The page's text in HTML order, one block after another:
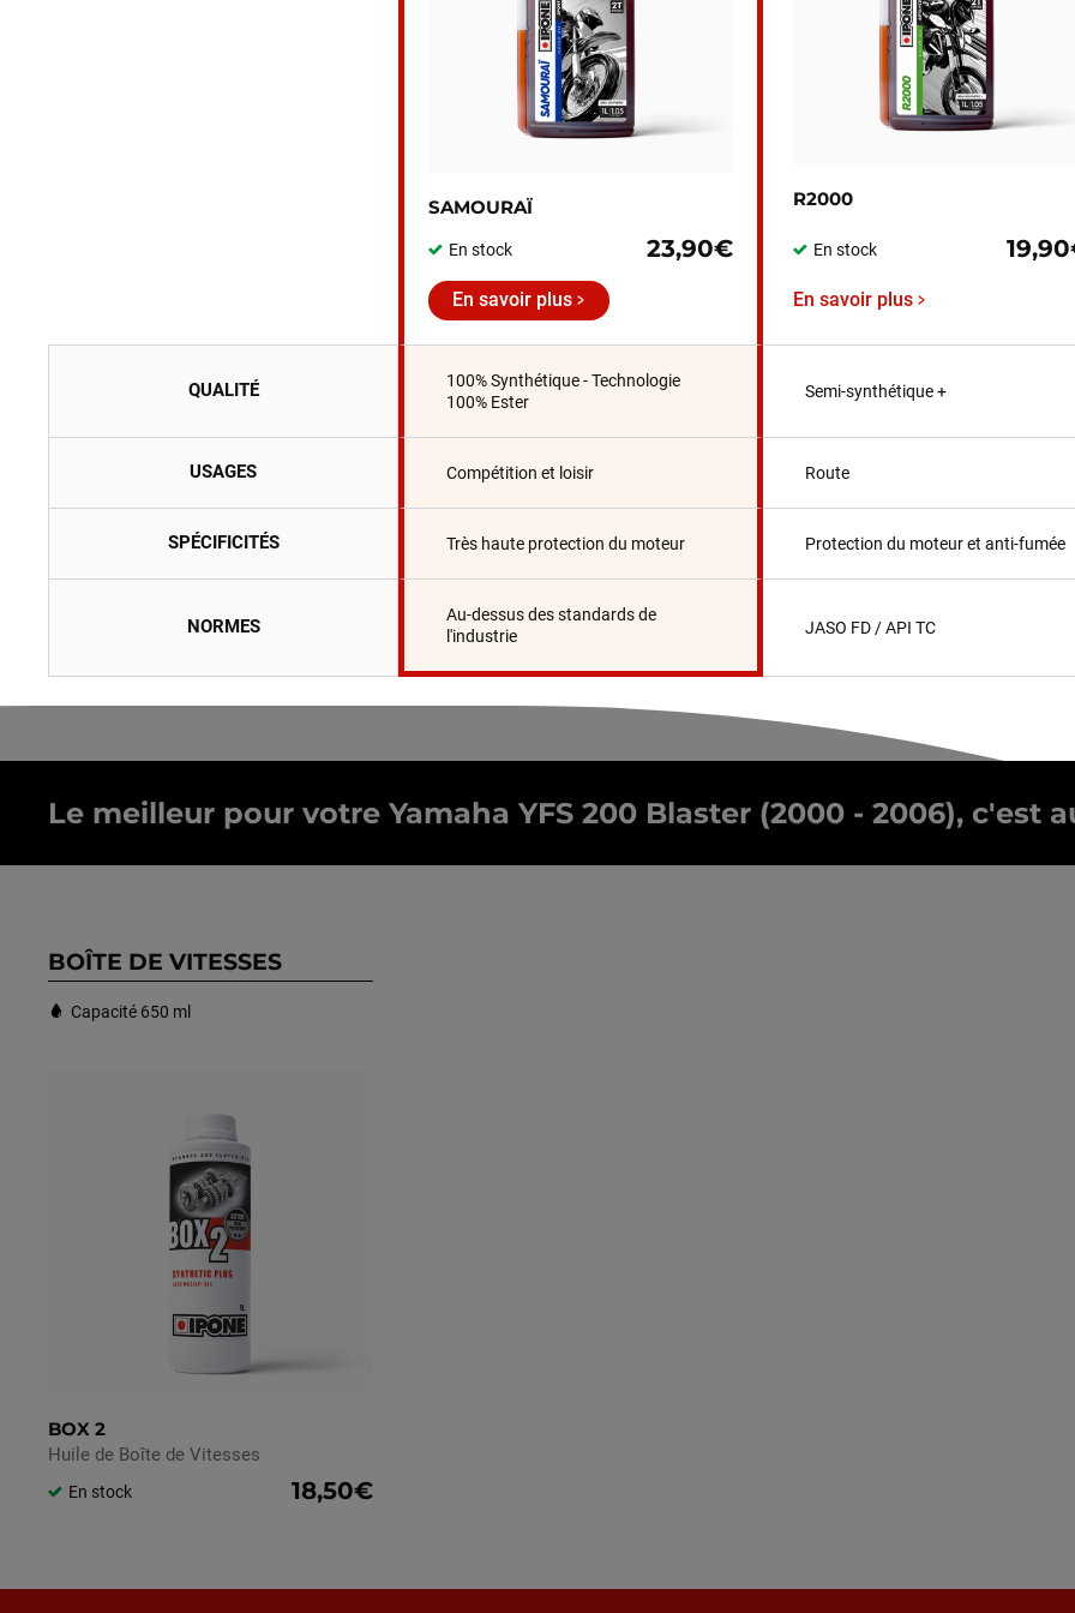
SAMOURAÏ
En stock 23,90€
R2000
En stock
En savoir plus En savoir plus
QUALITÉ
100% Synthétique - Technologie
100% Ester
Semi-synthétique +
USAGES Compétition et loisir Route
SPÉCIFICITÉS Très haute protection du moteur Protection du moteur et anti-fumée
NORMES
Au-dessus des standards de
l'industrie
JASO FD / API TC
Le meilleur pour votre Yamaha YFS 200 Blaster (2000 - 2006), c'est
BOÎTE DE VITESSES
Capacité 650 ml
BOX 2
Huile de Boîte de Vitesses
En stock 18,50€